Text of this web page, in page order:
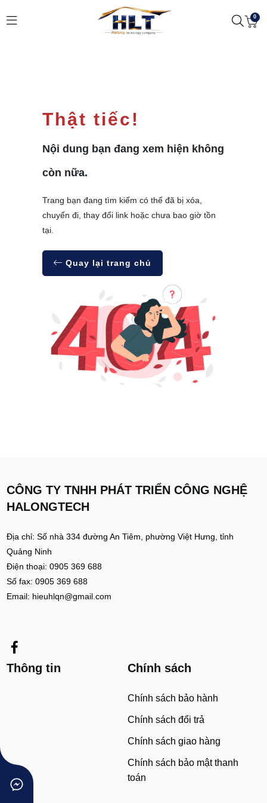
0
Thật tiếc!
Nội dung bạn đang xem hiện không
còn nữa.
Trang bạn đang tìm kiếm có thể đã bị xóa,
chuyển đi, thay đổi link hoặc chưa bao giờ tồn
tại.
Quay lại trang chủ
CÔNG TY TNHH PHÁT TRIỂN CÔNG NGHỆ
HALONGTECH
Địa chỉ: Số nhà 334 đường An Tiêm, phường Việt Hưng, tỉnh
Quảng Ninh
Điện thoại: 0905 369 688
Số fax: 0905 369 688
Email: hieuhlqn@gmail.com
Thông tin Chính sách
Chính sách bảo hành
Chính sách đổi trả
Chính sách giao hàng
Chính sách bảo mật thanh
toán